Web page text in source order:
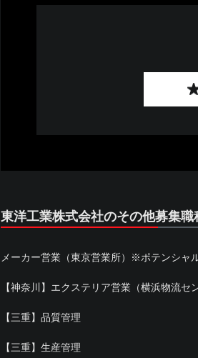
東洋工業株式会社のその他募集職
メーカー営業（東京営業所）※ポテンシャ
【神奈川】エクステリア営業（横浜物流セ
【三重】品質管理
【三重】生産管理